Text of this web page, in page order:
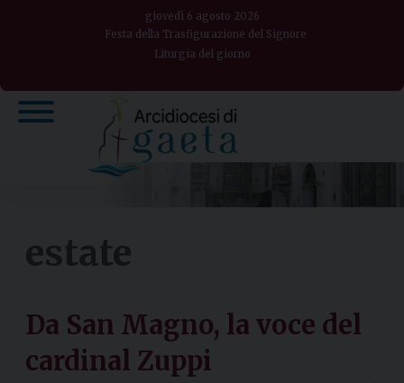
giovedì 6 agosto 2026
Festa della Trasfigurazione del Signore
Liturgia del giorno
estate
Da San Magno, la voce del
cardinal Zuppi